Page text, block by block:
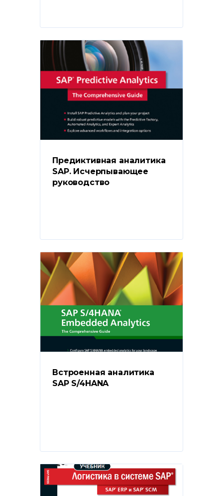
Предиктивная аналитика
SAP. Исчерпывающее
руководство
Встроенная аналитика
SAP S/4HANA